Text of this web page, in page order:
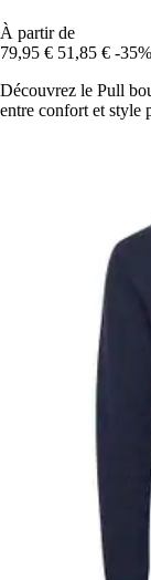
À partir de
79,95 € 51,85 € -35%
Découvrez le Pull
entre confort et style